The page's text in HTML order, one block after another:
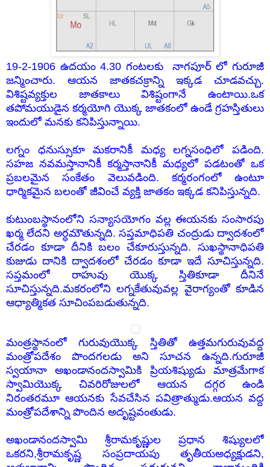
19-2-1906 ఉదయం 4.30 గంటలకు నాగపూర్ లో గురూజీ
జన్మించారు. ఆయన జాతకచక్రాన్ని ఇక్కడ చూడవచ్చు.
విశిష్టవ్యక్తుల జాతకాలు విశిష్టంగానే ఉంటాయి.ఒక
తపోమయుడైన కర్మయోగి యొక్క జాతకంలో ఉండే గ్రహస్తితులు
ఇందులో మనకు కనిపిస్తున్నాయి.
లగ్నం ధనుస్సుకూ మకరానికీ మధ్య లగ్నసంధిలో పడింది.
సహజ నవమస్తానానికీ కర్మస్తానానికీ మధ్యలో పడటంతో ఒక
ప్రబలమైన సంకేతం వెలువడింది. కర్మరంగంలో ఉంటూ
ధార్మికమైన బలంతో జీవించే వ్యక్తి జాతకం ఇక్కడ కనిపిస్తున్నది.
కుటుంబస్థానంలోని సన్యాసయోగం వల్ల ఈయనకు సంసారపు
ఖర్మ లేదని అర్ధమౌతున్నది. సప్తమాధిపతి చంద్రుడు ద్వాదశంలో
చేరడం కూడా దీనికి బలం చేకూరుస్తున్నది. సుఖస్థానాధిపతి
కుజుడు దానికి ద్వాదశంలో చేరడం కూడా ఇదే సూచిస్తున్నది.
సప్తమంలో రాహువు యొక్క స్తితికూడా దీనినే
సూచిస్తున్నది.మకరంలోని లగ్నకేతువువల్ల వైరాగ్యంతో కూడిన
ఆధ్యాత్మికత సూచింపబడుతున్నది.
మంత్రస్థానంలో గురువుయొక్క స్తితితో ఉత్తమగురువువద్ద
మంత్రోపదేశం పొందగలడు అని సూచన ఉన్నది.గురూజీ
స్వయానా అఖండానందస్వామికి ప్రియశిష్యుడు మాత్రమేగాక
స్వామియొక్క చివరిరోజులలో ఆయన దగ్గర ఉండి
నిరంతరమూ ఆయనకు సేవచేసిన పవిత్రాత్ముడు.ఆయన వద్ద
మంత్రోపదేశాన్ని పొందిన అదృష్టవంతుడు.
అఖండానందస్వామి శ్రీరామకృష్ణుల ప్రధాన శిష్యులలో
ఒకరని,శ్రీరామకృష్ణ సంప్రదాయపు తృతీయఅధ్యక్షుడని,